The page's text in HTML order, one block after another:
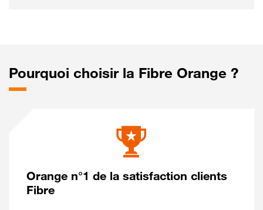
Pourquoi choisir la Fibre Orange ?
Orange n°1 de la satisfaction clients
Fibre